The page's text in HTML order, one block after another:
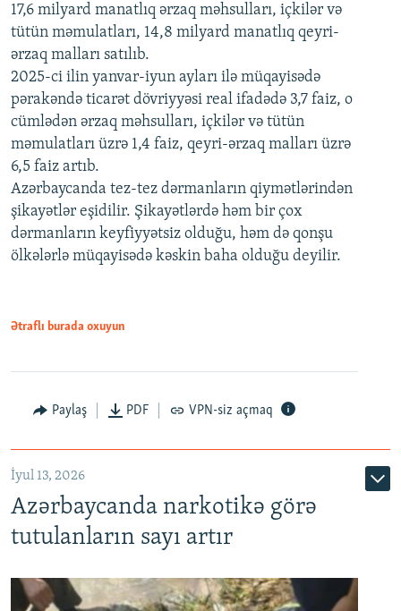
17,6 milyard manatlıq ərzaq məhsulları, içkilər və
tütün məmulatları, 14,8 milyard manatlıq qeyri-
ərzaq malları satılıb.
2025-ci ilin yanvar-iyun ayları ilə müqayisədə
pərakəndə ticarət dövriyyəsi real ifadədə 3,7 faiz, o
cümlədən ərzaq məhsulları, içkilər və tütün
məmulatları üzrə 1,4 faiz, qeyri-ərzaq malları üzrə
6,5 faiz artıb.
Azərbaycanda tez-tez dərmanların qiymətlərindən
şikayətlər eşidilir. Şikayətlərdə həm bir çox
dərmanların keyfiyyətsiz olduğu, həm də qonşu
ölkələrlə müqayisədə kəskin baha olduğu deyilir.
Ətraflı burada oxuyun
Paylaş PDF VPN-siz açmaq
İyul 13, 2026
Azərbaycanda narkotikə görə
tutulanların sayı artır